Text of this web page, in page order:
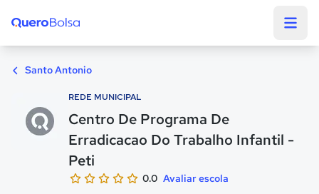
Santo Antonio
REDE MUNICIPAL
Centro De Programa De
Erradicacao Do Trabalho Infantil -
Peti
0.0 Avaliar escola